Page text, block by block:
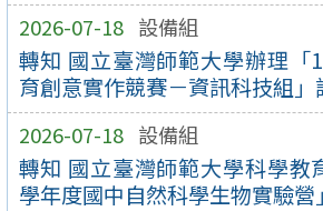
2026-07-18 設備組
轉知 國立臺灣師範大學辦理「
育創意實作競賽－資訊科技組」
2026-07-18 設備組
轉知 國立臺灣師範大學科學教
學年度國中自然科學生物實驗營